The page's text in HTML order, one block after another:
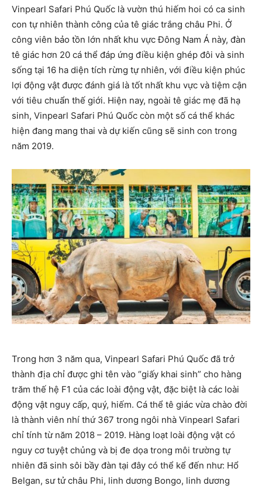
Vinpearl Safari Phú Quốc là vườn thú hiếm hoi có ca sinh
con tự nhiên thành công của tê giác trắng châu Phi. Ở
công viên bảo tồn lớn nhất khu vực Đông Nam Á này, đàn
tê giác hơn 20 cá thể đáp ứng điều kiện ghép đôi và sinh
sống tại 16 ha diện tích rừng tự nhiên, với điều kiện phúc
lợi động vật được đánh giá là tốt nhất khu vực và tiệm cận
với tiêu chuẩn thế giới. Hiện nay, ngoài tê giác mẹ đã hạ
sinh, Vinpearl Safari Phú Quốc còn một số cá thể khác
hiện đang mang thai và dự kiến cũng sẽ sinh con trong
năm 2019.
Trong hơn 3 năm qua, Vinpearl Safari Phú Quốc đã trở
thành địa chỉ được ghi tên vào “giấy khai sinh” cho hàng
trăm thế hệ F1 của các loài động vật, đặc biệt là các loài
động vật nguy cấp, quý, hiếm. Cá thể tê giác vừa chào đời
là thành viên nhí thứ 367 trong ngôi nhà Vinpearl Safari
chỉ tính từ năm 2018 – 2019. Hàng loạt loài động vật có
nguy cơ tuyệt chủng và bị đe dọa trong môi trường tự
nhiên đã sinh sôi bầy đàn tại đây có thể kể đến như: Hổ
Belgan, sư tử châu Phi, linh dương Bongo, linh dương